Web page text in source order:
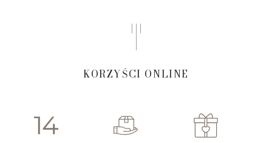
KORZYŚCI ONLINE